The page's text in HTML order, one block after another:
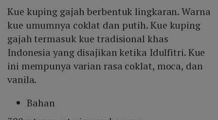
Kue kuping gajah berbentuk lingkaran. Warna
kue umumnya coklat dan putih. Kue kuping
gajah termasuk kue tradisional khas
Indonesia yang disajikan ketika Idulfitri. Kue
ini mempunya varian rasa coklat, moca, dan
vanila.
Bahan